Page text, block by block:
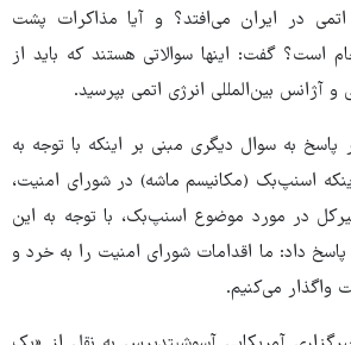
اتمی در ایران می‌افتد؟ و آیا مذاکرات پشت
است؟ گفت: اینها سوالاتی هستند که باید از
و آژانس بین‌المللی انرژی اتمی بپرسید.
به سوال دیگری مبنی بر اینکه با توجه به
اسنپ‌بک (مکانیسم ماشه) در شورای امنیت،
در مورد موضوع اسنپ‌بک، با توجه به این
داد: ما اقدامات شورای امنیت را به خرد و
واگذار می‌کنیم.